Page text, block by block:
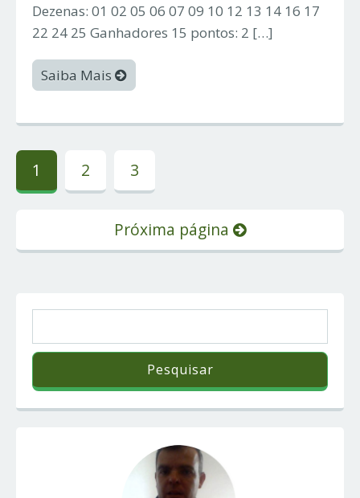
Dezenas: 01 02 05 06 07 09 10 12 13 14 16 17
22 24 25 Ganhadores 15 pontos: 2 […]
Saiba Mais
1 2 3
Próxima página